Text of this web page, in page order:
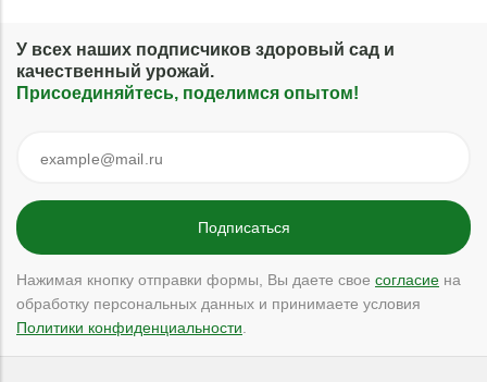
У всех наших подписчиков здоровый сад и
качественный урожай.
Присоединяйтесь, поделимся опытом!
Нажимая кнопку отправки формы, Вы даете свое согласие на
обработку персональных данных и принимаете условия
Политики конфиденциальности